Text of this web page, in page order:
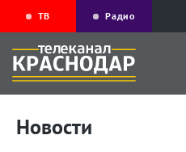
ТВ Радио
Новости